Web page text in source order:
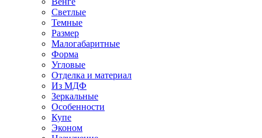
Светлые
Темные
Размер
Малогабаритные
Форма
Угловые
Отделка и материал
Из МДФ
Зеркальные
Особенности
Купе
Эконом